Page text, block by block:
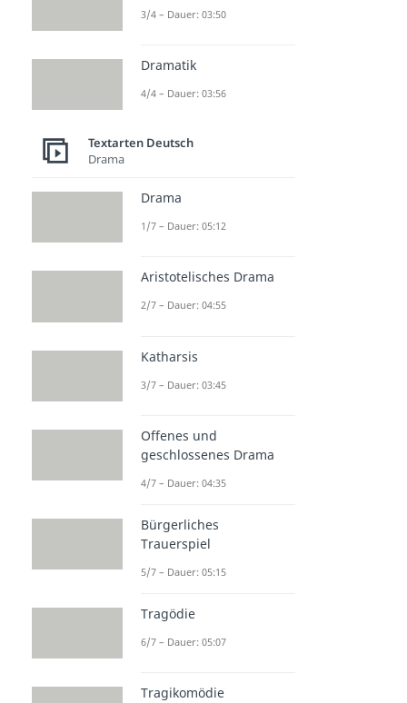
3/4 – Dauer: 03:50
Dramatik
4/4 – Dauer: 03:56
Textarten Deutsch
Drama
Drama
1/7 – Dauer: 05:12
Aristotelisches Drama
2/7 – Dauer: 04:55
Katharsis
3/7 – Dauer: 03:45
Offenes und
geschlossenes Drama
4/7 – Dauer: 04:35
Bürgerliches
Trauerspiel
5/7 – Dauer: 05:15
Tragödie
6/7 – Dauer: 05:07
Tragikomödie